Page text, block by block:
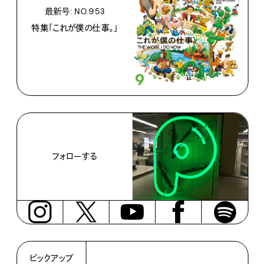
最新号: NO.953
特集「これが僕の仕事。」
フォローする
ピックアップ